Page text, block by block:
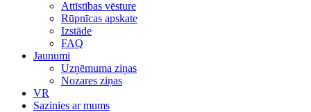
Attīstības vēsture
Rūpnīcas apskate
Izstāde
FAQ
Jaunumi
Uzņēmuma ziņas
Nozares ziņas
VR
Sazinies ar mums